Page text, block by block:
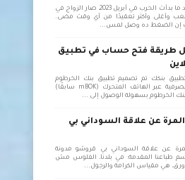
المقدمة بعد ما بدأت الحرب في أبريل 2023، صار الزواج في
وأغلى وأكثر تعقيدًا من أي وقت مضى.
إن الضغط ده وصل لمس...
طريقة فتح حساب في تطبيق
بنكك تم تصميم تطبيق بنك الخرطوم
للخدمات المصرفية عبر الهاتف المتحرك (mBOK سابقًا)
بنك الخرطوم بسهولة الوصول إلى ...
عن علاقة السوداني بي
عن علاقة السوداني بي قروشو مدونة
طباعنا المقدمة: في بلدنا، الفلوس مش
هي مقياس الكرامة والرجول...